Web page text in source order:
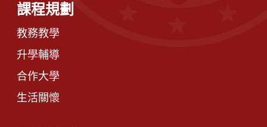
課程規劃
教務教學
升學輔導
合作大學
生活關懷